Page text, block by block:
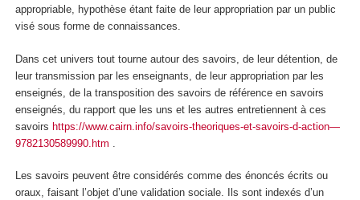
appropriable, hypothèse étant faite de leur appropriation par un public
visé sous forme de connaissances.
Dans cet univers tout tourne autour des savoirs, de leur détention, de
leur transmission par les enseignants, de leur appropriation par les
enseignés, de la transposition des savoirs de référence en savoirs
enseignés, du rapport que les uns et les autres entretiennent à ces
savoirs https://www.cairn.info/savoirs-theoriques-et-savoirs-d-action—
9782130589990.htm
Les savoirs peuvent être considérés comme des énoncés écrits ou
oraux, faisant l’objet d’une validation sociale. Ils sont indexés d’un